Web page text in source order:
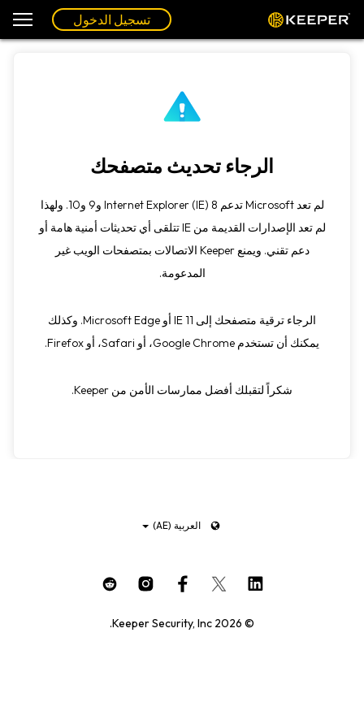
تسجيل الدخول
الرجاء تحديث متصفحك
لم تعد Microsoft تدعم Internet Explorer (IE) 8 و9 و10. ولهذا
لم تعد الإصدارات القديمة من IE تتلقى أي تحديثات أمنية هامة أو
دعم تقني. ويمنع Keeper الاتصالات بمتصفحات الويب غير
المدعومة.
الرجاء ترقية متصفحك إلى IE 11 أو Microsoft Edge. وكذلك
يمكنك أن تستخدم Google Chrome، أو Safari، أو Firefox.
شكراً لتقبلك أفضل ممارسات الأمن من Keeper.
العربية (AE)
© 2026 Keeper Security, Inc.